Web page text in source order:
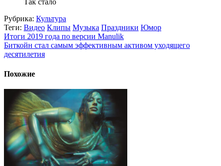
Так стало
Рубрика: Культура
Теги: Видео Клипы Музыка Праздники Юмор
Итоги 2019 года по версии Manulik
Биткойн стал самым эффективным активом уходящего
десятилетия
Похожие